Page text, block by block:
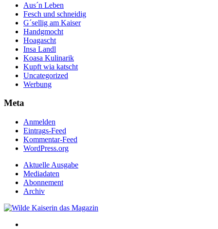
Aus´n Leben
Fesch und schneidig
G´sellig am Kaiser
Handgmocht
Hoagascht
Insa Landl
Koasa Kulinarik
Kupft wia katscht
Uncategorized
Werbung
Meta
Anmelden
Eintrags-Feed
Kommentar-Feed
WordPress.org
Aktuelle Ausgabe
Mediadaten
Abonnement
Archiv